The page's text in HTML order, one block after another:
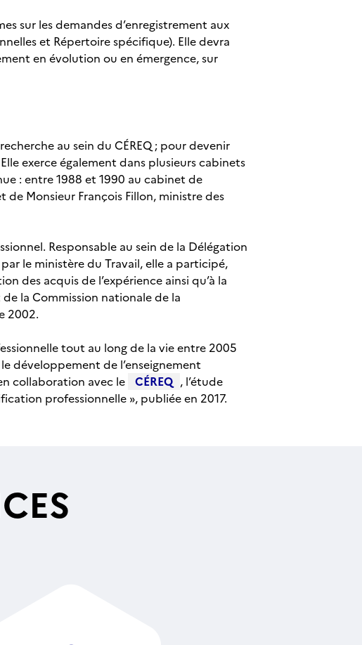
sur les demandes d’enregistrement aux
et Répertoire spécifique). Elle devra
en évolution ou en émergence, sur
au sein du CÉREQ ; pour devenir
exerce également dans plusieurs cabinets
: entre 1988 et 1990 au cabinet de
de Monsieur François Fillon, ministre des
Responsable au sein de la Délégation
le ministère du Travail, elle a participé,
des acquis de l’expérience ainsi qu’à la
la Commission nationale de la
2002.
tout au long de la vie entre 2005
développement de l’enseignement
collaboration avec le CÉREQ , l’étude
professionnelle », publiée en 2017.